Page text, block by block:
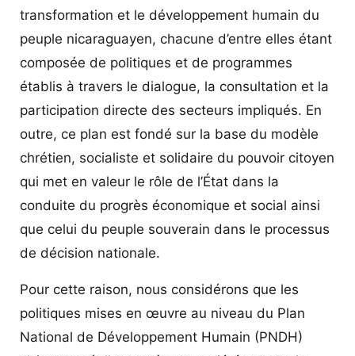
transformation et le développement humain du
peuple nicaraguayen, chacune d’entre elles étant
composée de politiques et de programmes
établis à travers le dialogue, la consultation et la
participation directe des secteurs impliqués. En
outre, ce plan est fondé sur la base du modèle
chrétien, socialiste et solidaire du pouvoir citoyen
qui met en valeur le rôle de l’État dans la
conduite du progrès économique et social ainsi
que celui du peuple souverain dans le processus
de décision nationale.
Pour cette raison, nous considérons que les
politiques mises en œuvre au niveau du Plan
National de Développement Humain (PNDH)